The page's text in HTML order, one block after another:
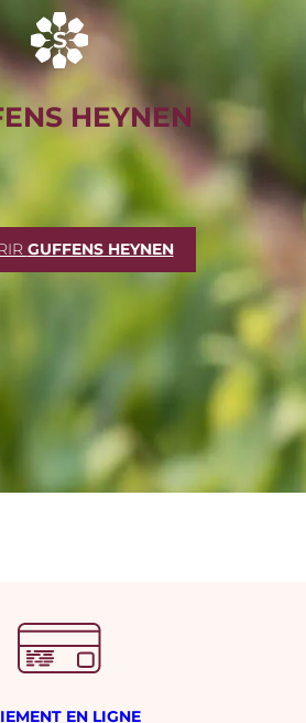
HEYNEN
GUFFENS HEYNEN
EN LIGNE